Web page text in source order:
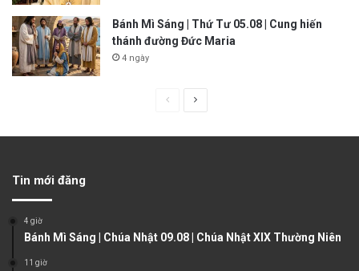
Bánh Mì Sáng | Thứ Tư 05.08 | Cung hiến
thánh đường Đức Maria
4 ngày
u
g
Tin mới đăng
4 giờ
Bánh Mì Sáng | Chúa Nhật 09.08 | Chúa Nhật XIX Thường Niên
11 giờ